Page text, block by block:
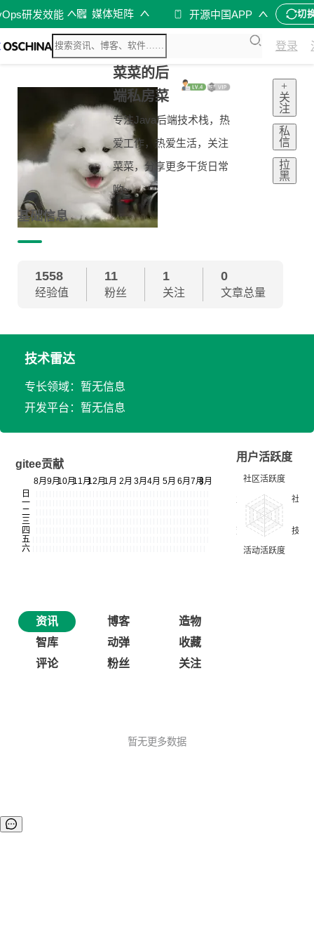
研发效能 媒体矩阵 开源中国APP 切
登录
菜菜的后
端私房菜
专注Java后端技术栈，热
爱工作，热爱生活，关注
菜菜，分享更多干货日常
哟~
+
关
注
私
信
拉
黑
基础信息
1558
经验值
11
粉丝
1
关注
0
文章总量
技术雷达
专长领域：暂无信息
开发平台：暂无信息
gitee贡献
用户活跃度
资讯 博客
造物
智库
动弹
收藏
评论
粉丝 关注
暂无更多数据